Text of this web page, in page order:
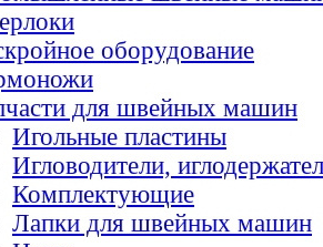
оборудование
для швейных машин
Игольные пластины
Игловодители,
Комплектующие
Лапки для швейных машин